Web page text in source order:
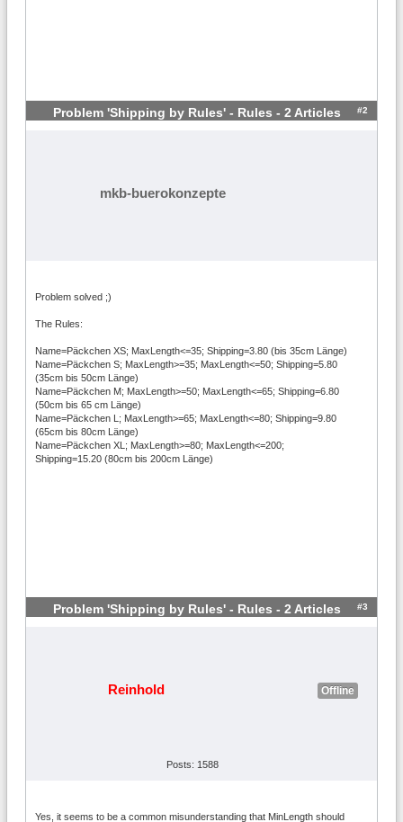
Problem 'Shipping by Rules' - Rules - 2 Articles #2
mkb-buerokonzepte
Problem solved ;)
The Rules:
Name=Päckchen XS; MaxLength<=35; Shipping=3.80 (bis 35cm Länge)
Name=Päckchen S; MaxLength>=35; MaxLength<=50; Shipping=5.80
(35cm bis 50cm Länge)
Name=Päckchen M; MaxLength>=50; MaxLength<=65; Shipping=6.80
(50cm bis 65 cm Länge)
Name=Päckchen L; MaxLength>=65; MaxLength<=80; Shipping=9.80
(65cm bis 80cm Länge)
Name=Päckchen XL; MaxLength>=80; MaxLength<=200;
Shipping=15.20 (80cm bis 200cm Länge)
Problem 'Shipping by Rules' - Rules - 2 Articles #3
Reinhold Offline
Posts: 1588
Yes, it seems to be a common misunderstanding that MinLength should